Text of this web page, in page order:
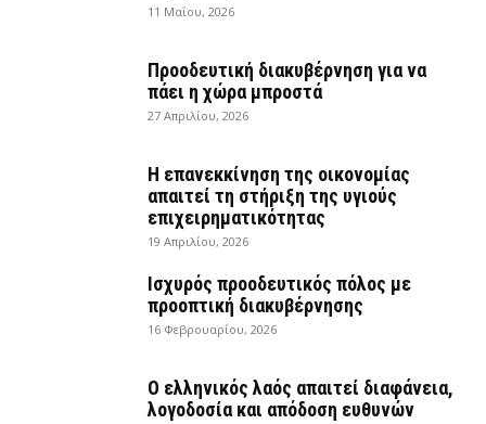
11 Μαΐου, 2026
Προοδευτική διακυβέρνηση για να
πάει η χώρα μπροστά
27 Απριλίου, 2026
Η επανεκκίνηση της οικονομίας
απαιτεί τη στήριξη της υγιούς
επιχειρηματικότητας
19 Απριλίου, 2026
Ισχυρός προοδευτικός πόλος με
προοπτική διακυβέρνησης
16 Φεβρουαρίου, 2026
Ο ελληνικός λαός απαιτεί διαφάνεια,
λογοδοσία και απόδοση ευθυνών